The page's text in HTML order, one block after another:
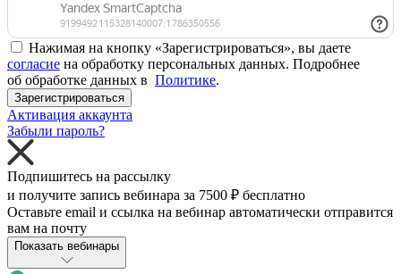
Нажимая на кнопку «Зарегистрироваться», вы даете
согласие на обработку персональных данных. Подробнее
об обработке данных в Политике.
Зарегистрироваться
Активация аккаунта
Забыли пароль?
Подпишитесь на рассылку
и получите запись вебинара за 7500 ₽ бесплатно
Оставьте email и ссылка на вебинар автоматически отправится
вам на почту
Показать вебинары